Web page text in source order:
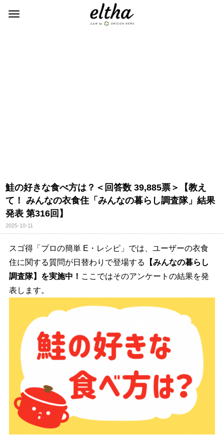
鮭の好きな食べ方は？＜回答数 39,885票＞【教え
て！ みんなの衣食住「みんなの暮らし調査隊」結果
発表 第316回】
2025-10-11
スゴ得「プロの簡単 E・レシピ」では、ユーザーの衣食
住に関する質問が日替わりで登場する
【みんなの暮らし
調査隊】を実施中！ ここではそのアンケートの結果を発
表します。